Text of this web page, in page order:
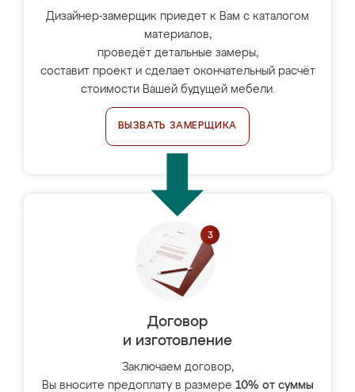
Дизайнер-замерщик приедет к Вам с каталогом
материалов,
проведёт детальные замеры,
составит проект и сделает окончательный расчёт
стоимости Вашей будущей мебели.
ВЫЗВАТЬ ЗАМЕРЩИКА
Договор
и изготовление
Заключаем договор,
Вы вносите предоплату в размере 10% от суммы